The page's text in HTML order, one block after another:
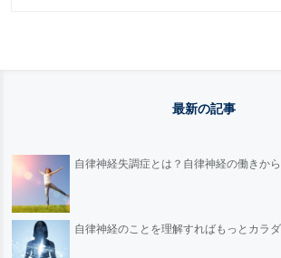
最新の記事
自律神経失調症とは？自律神経の働きか
自律神経のことを理解すればもっとカラ